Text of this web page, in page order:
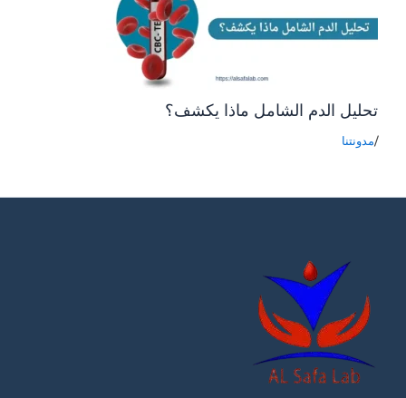
تحليل الدم الشامل ماذا يكشف؟
/مدونتنا